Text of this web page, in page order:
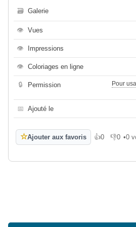
🗃 Galerie
👁 Vues
👁 Impressions
👁 Coloriages en ligne
🔒 Permission
Pour
📅 Ajouté le
☆Ajouter aux favoris 👍0
J'aime👎0
Je •0